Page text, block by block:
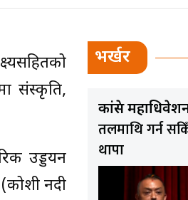
संस्कृति,
उड्डयन
नदी
भर्खर
कांग्रेस
तलमाथि गर्न
थापा